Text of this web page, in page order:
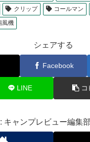
クリップ コールマン
風機
シェアする
Facebook
LINE コ
キャンプレビュー編集